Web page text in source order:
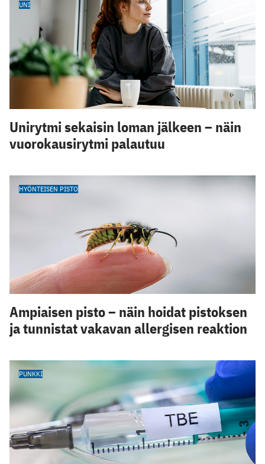
UNI
Unirytmi sekaisin loman jälkeen – näin
vuorokausirytmi palautuu
HYÖNTEISEN PISTO
Ampiaisen pisto – näin hoidat pistoksen
ja tunnistat vakavan allergisen reaktion
PUNKKI